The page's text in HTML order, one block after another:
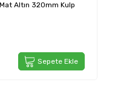
Altın 320mm Kulp
Sepete Ekle